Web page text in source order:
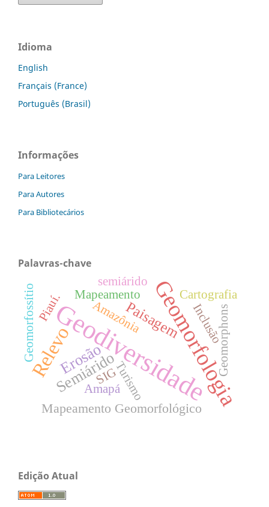
Idioma
English
Français (France)
Português (Brasil)
Informações
Para Leitores
Para Autores
Para Bibliotecários
Palavras-chave
Geodiversidade
Geomorfologia
RelevoSemiárido
Erosão
Paisagem
Mapeamento Geomorfológico
Turismo
Mapeamento
Geomorphons
Amazônia
Amapá
Inclusão
Cartografia
semiárido
SIG
GeomorfossítioPiauí.
Edição Atual